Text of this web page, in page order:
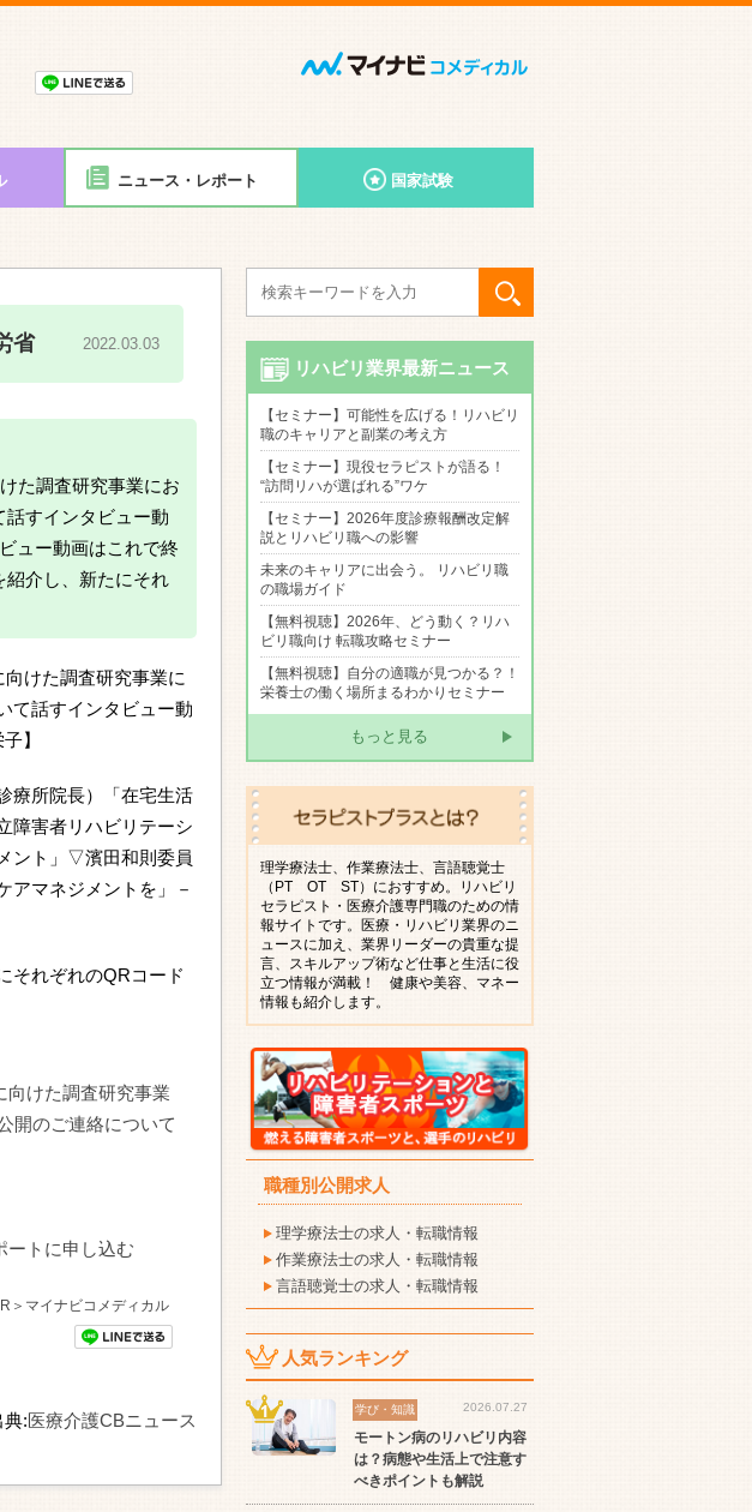
ニュース・レポート 国家試験
省 2022.03.03
た調査研究事業にお
すインタビュー動
ュー動画はこれで終
紹介し、新たにそれ
けた調査研究事業に
て話すインタビュー動
】
療所院長）「在宅生活
障害者リハビリテーシ
ント」▽濱田和則委員
アマネジメントを」－
それぞれのQRコード
向けた調査研究事業
開のご連絡について
ートに申し込む
＞マイナビコメディカル
典:医療介護CBニュース
リハビリ業界最新ニュース
【セミナー】可能性を広げる！リハビリ
職のキャリアと副業の考え方
【セミナー】現役セラピストが語る！
“訪問リハが選ばれる”ワケ
【セミナー】2026年度診療報酬改定解
説とリハビリ職への影響
未来のキャリアに出会う。 リハビリ職
の職場ガイド
【無料視聴】2026年、どう動く？リハ
ビリ職向け 転職攻略セミナー
【無料視聴】自分の適職が見つかる？！
栄養士の働く場所まるわかりセミナー
もっと見る
理学療法士、作業療法士、言語聴覚士
（PT OT ST）におすすめ。リハビリ
セラピスト・医療介護専門職のための情
報サイトです。医療・リハビリ業界のニ
ュースに加え、業界リーダーの貴重な提
言、スキルアップ術など仕事と生活に役
立つ情報が満載！ 健康や美容、マネー
情報も紹介します。
職種別公開求人
理学療法士の求人・転職情報
作業療法士の求人・転職情報
言語聴覚士の求人・転職情報
人気ランキング
学び・知識 2026.07.27
モートン病のリハビリ内容
は？病態や生活上で注意す
べきポイントも解説